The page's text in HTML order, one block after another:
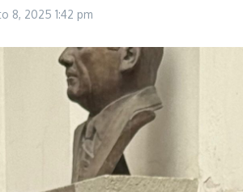
8, 2025 1:42 pm